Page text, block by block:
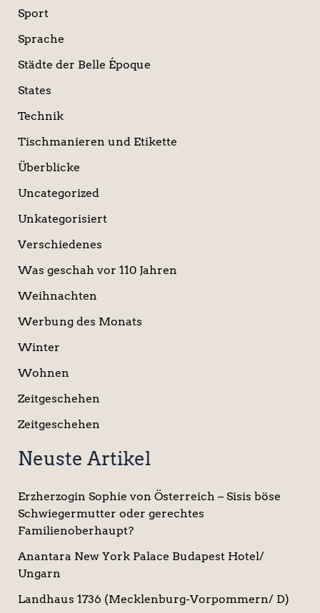
Sport
Sprache
Städte der Belle Époque
States
Technik
Tischmanieren und Etikette
Überblicke
Uncategorized
Unkategorisiert
Verschiedenes
Was geschah vor 110 Jahren
Weihnachten
Werbung des Monats
Winter
Wohnen
Zeitgeschehen
Zeitgeschehen
Neuste Artikel
Erzherzogin Sophie von Österreich – Sisis böse
Schwiegermutter oder gerechtes
Familienoberhaupt?
Anantara New York Palace Budapest Hotel/
Ungarn
Landhaus 1736 (Mecklenburg-Vorpommern/ D)